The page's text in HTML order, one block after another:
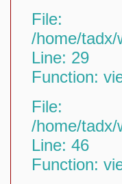
File:
/home/tadx/
Line: 29
Function:
File:
/home/tadx/
Line: 46
Function: